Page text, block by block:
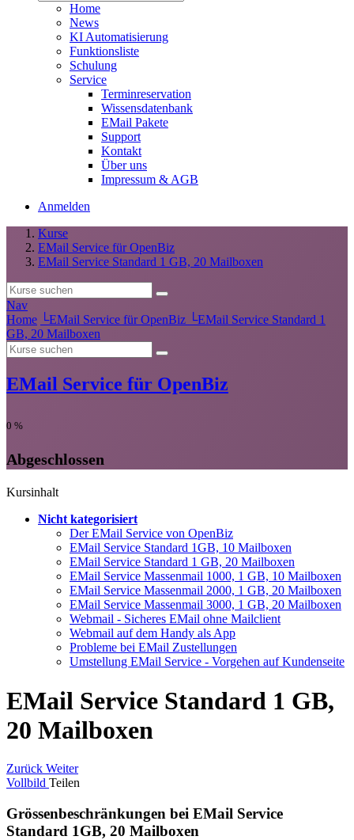
Home
News
KI Automatisierung
Funktionsliste
Schulung
Service
Terminreservation
Wissensdatenbank
EMail Pakete
Support
Kontakt
Über uns
Impressum & AGB
Anmelden
Kurse
EMail Service für OpenBiz
EMail Service Standard 1 GB, 20 Mailboxen
Nav
Home └EMail Service für OpenBiz └EMail Service Standard 1
GB, 20 Mailboxen
EMail Service für OpenBiz
0 %
Abgeschlossen
Kursinhalt
Nicht kategorisiert
Der EMail Service von OpenBiz
EMail Service Standard 1GB, 10 Mailboxen
EMail Service Standard 1 GB, 20 Mailboxen
EMail Service Massenmail 1000, 1 GB, 10 Mailboxen
EMail Service Massenmail 2000, 1 GB, 20 Mailboxen
EMail Service Massenmail 3000, 1 GB, 20 Mailboxen
Webmail - Sicheres EMail ohne Mailclient
Webmail auf dem Handy als App
Probleme bei EMail Zustellungen
Umstellung EMail Service - Vorgehen auf Kundenseite
EMail Service Standard 1 GB,
20 Mailboxen
Zurück Weiter
Vollbild Teilen
Grössenbeschränkungen bei EMail Service
Standard 1GB, 20 Mailboxen